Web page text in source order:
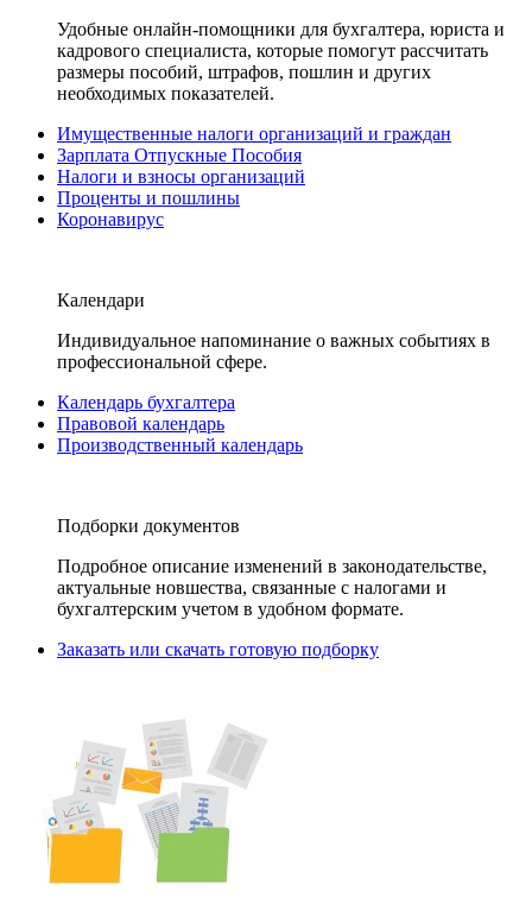
Удобные онлайн-помощники для бухгалтера, юриста и
кадрового специалиста, которые помогут рассчитать
размеры пособий, штрафов, пошлин и других
необходимых показателей.
Имущественные налоги организаций и граждан
Зарплата Отпускные Пособия
Налоги и взносы организаций
Проценты и пошлины
Коронавирус
Календари
Индивидуальное напоминание о важных событиях в
профессиональной сфере.
Календарь бухгалтера
Правовой календарь
Производственный календарь
Подборки документов
Подробное описание изменений в законодательстве,
актуальные новшества, связанные с налогами и
бухгалтерским учетом в удобном формате.
Заказать или скачать готовую подборку